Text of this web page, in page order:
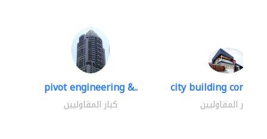
pivot engineering &..
كبار المقاوليين
city building
كبار المقاوليين